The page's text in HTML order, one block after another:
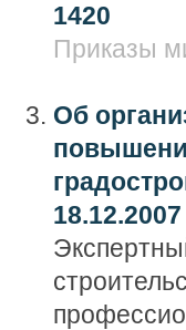
1420
Приказы
Об